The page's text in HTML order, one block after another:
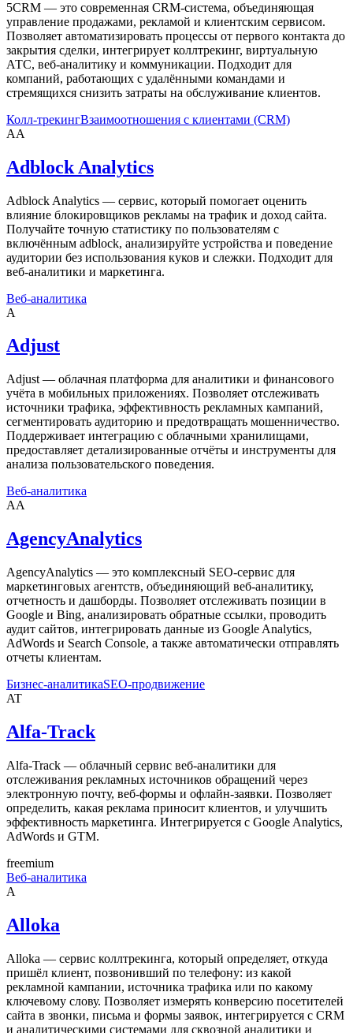
5CRM — это современная CRM-система, объединяющая
управление продажами, рекламой и клиентским сервисом.
Позволяет автоматизировать процессы от первого контакта до
закрытия сделки, интегрирует коллтрекинг, виртуальную
АТС, веб-аналитику и коммуникации. Подходит для
компаний, работающих с удалёнными командами и
стремящихся снизить затраты на обслуживание клиентов.
Колл-трекингВзаимоотношения с клиентами (CRM)
AA
Adblock Analytics
Adblock Analytics — сервис, который помогает оценить
влияние блокировщиков рекламы на трафик и доход сайта.
Получайте точную статистику по пользователям с
включённым adblock, анализируйте устройства и поведение
аудитории без использования куков и слежки. Подходит для
веб-аналитики и маркетинга.
Веб-аналитика
A
Adjust
Adjust — облачная платформа для аналитики и финансового
учёта в мобильных приложениях. Позволяет отслеживать
источники трафика, эффективность рекламных кампаний,
сегментировать аудиторию и предотвращать мошенничество.
Поддерживает интеграцию с облачными хранилищами,
предоставляет детализированные отчёты и инструменты для
анализа пользовательского поведения.
Веб-аналитика
AA
AgencyAnalytics
AgencyAnalytics — это комплексный SEO-сервис для
маркетинговых агентств, объединяющий веб-аналитику,
отчетность и дашборды. Позволяет отслеживать позиции в
Google и Bing, анализировать обратные ссылки, проводить
аудит сайтов, интегрировать данные из Google Analytics,
AdWords и Search Console, а также автоматически отправлять
отчеты клиентам.
Бизнес-аналитикаSEO-продвижение
AT
Alfa-Track
Alfa-Track — облачный сервис веб-аналитики для
отслеживания рекламных источников обращений через
электронную почту, веб-формы и офлайн-заявки. Позволяет
определить, какая реклама приносит клиентов, и улучшить
эффективность маркетинга. Интегрируется с Google Analytics,
AdWords и GTM.
freemium
Веб-аналитика
A
Alloka
Alloka — сервис коллтрекинга, который определяет, откуда
пришёл клиент, позвонивший по телефону: из какой
рекламной кампании, источника трафика или по какому
ключевому слову. Позволяет измерять конверсию посетителей
сайта в звонки, письма и формы заявок, интегрируется с CRM
и аналитическими системами для сквозной аналитики и